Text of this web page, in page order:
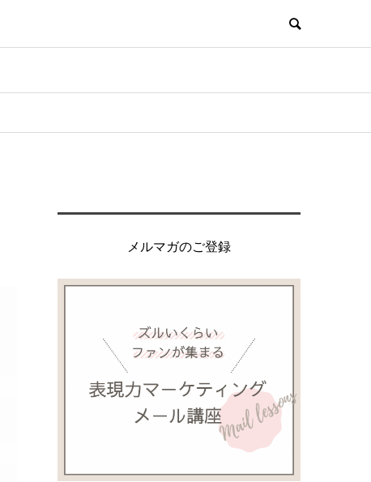
メルマガのご登録